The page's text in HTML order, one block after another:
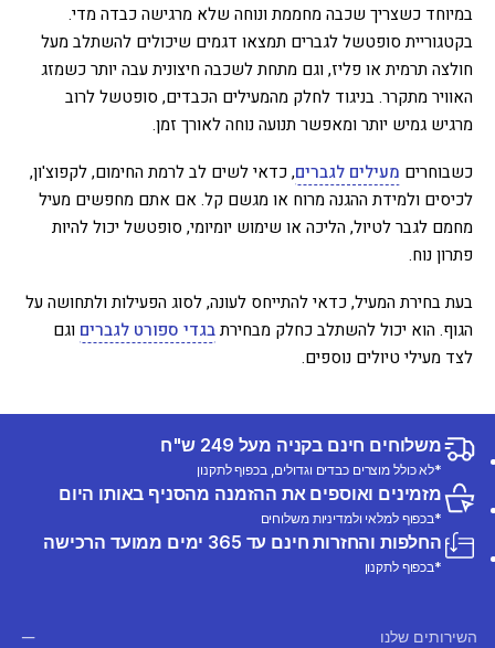
במיוחד כשצריך שכבה מחממת ונוחה שלא מרגישה כבדה מדי.
בקטגוריית סופטשל לגברים תמצאו דגמים שיכולים להשתלב מעל
חולצה תרמית או פליז, וגם מתחת לשכבה חיצונית עבה יותר כשמזג
האוויר מתקרר. בניגוד לחלק מהמעילים הכבדים, סופטשל לרוב
מרגיש גמיש יותר ומאפשר תנועה נוחה לאורך זמן.
כשבוחרים מעילים לגברים, כדאי לשים לב לרמת החימום, לקפוצ'ון,
לכיסים ולמידת ההגנה מרוח או מגשם קל. אם אתם מחפשים מעיל
מחמם לגבר לטיול, הליכה או שימוש יומיומי, סופטשל יכול להיות
פתרון נוח.
בעת בחירת המעיל, כדאי להתייחס לעונה, לסוג הפעילות ולתחושה על
הגוף. הוא יכול להשתלב כחלק מבחירתבגדי ספורט לגברים וגם
לצד מעילי טיולים נוספים.
משלוחים חינם בקניה מעל 249 ש"ח
*לא כולל מוצרים כבדים וגדולים, בכפוף לתקנון
מזמינים ואוספים את ההזמנה מהסניף באותו היום
*בכפוף למלאי ולמדיניות משלוחים
החלפות והחזרות חינם עד 365 ימים ממועד הרכישה
*בכפוף לתקנון
השירותים שלנו